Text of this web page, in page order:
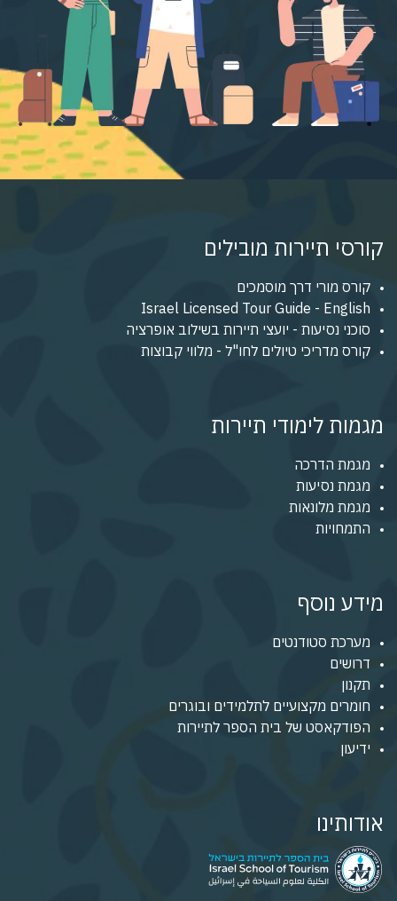
קורסי תיירות מובילים
קורס מורי דרך מוסמכים
Israel Licensed Tour Guide - English
סוכני נסיעות - יועצי תיירות בשילוב אופרציה
קורס מדריכי טיולים לחו"ל - מלווי קבוצות
מגמות לימודי תיירות
מגמת הדרכה
מגמת נסיעות
מגמת מלונאות
התמחויות
מידע נוסף
מערכת סטודנטים
דרושים
תקנון
חומרים מקצועיים לתלמידים ובוגרים
הפודקאסט של בית הספר לתיירות
ידיעון
אודותינו